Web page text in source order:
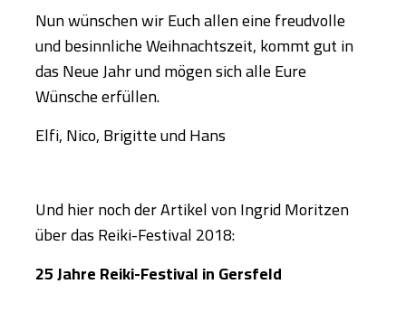
Nun wünschen wir Euch allen eine freudvolle
und besinnliche Weihnachtszeit, kommt gut in
das Neue Jahr und mögen sich alle Eure
Wünsche erfüllen.
Elfi, Nico, Brigitte und Hans
Und hier noch der Artikel von Ingrid Moritzen
über das Reiki-Festival 2018:
25 Jahre Reiki-Festival in Gersfeld